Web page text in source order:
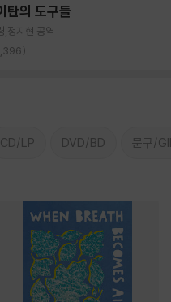
탄의 도구들
,정지현 공역
)
CD/LP DVD/BD 문구/